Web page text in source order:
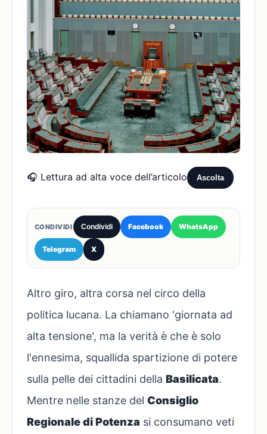
🎧 Lettura ad alta voce dell’articolo Ascolta
CONDIVIDI Condividi Facebook WhatsApp
Telegram X
Altro giro, altra corsa nel circo della
politica lucana. La chiamano 'giornata ad
alta tensione', ma la verità è che è solo
l'ennesima, squallida spartizione di potere
sulla pelle dei cittadini della Basilicata.
Mentre nelle stanze del Consiglio
Regionale di Potenza si consumano veti